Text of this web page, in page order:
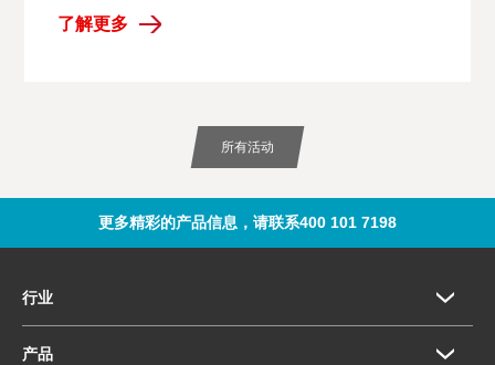
了解更多
所有活动
更多精彩的产品信息，请联系400 101 7198
行业
产品